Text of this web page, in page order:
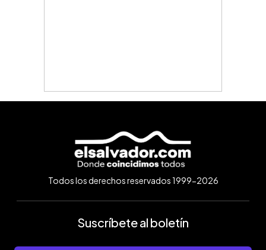
Todos los derechos reservados 1999-2026
Suscríbete al boletín